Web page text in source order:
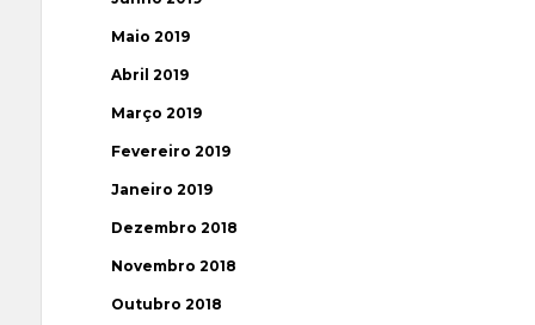
Maio 2019
Abril 2019
Março 2019
Fevereiro 2019
Janeiro 2019
Dezembro 2018
Novembro 2018
Outubro 2018